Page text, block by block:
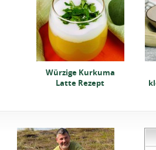
Würzige Kurkuma
Latte Rezept